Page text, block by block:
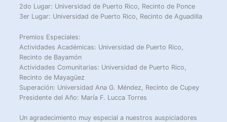
2do Lugar: Universidad de Puerto Rico, Recinto de Ponce
3er Lugar: Universidad de Puerto Rico, Recinto de Aguadilla
Premios Especiales:
Actividades Académicas: Universidad de Puerto Rico,
Recinto de Bayamón
Actividades Comunitarias: Universidad de Puerto Rico,
Recinto de Mayagüez
Superación: Universidad Ana G. Méndez, Recinto de Cupey
Presidente del Año: María F. Lucca Torres
Un agradecimiento muy especial a nuestros auspiciadores